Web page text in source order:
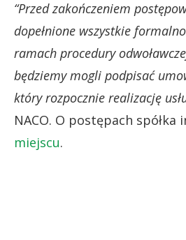
“Przed zakończeniem
dopełnione wszystkie
ramach procedury
będziemy mogli podpisać
który rozpocznie realizację
NACO. O postępach spółka
miejscu.